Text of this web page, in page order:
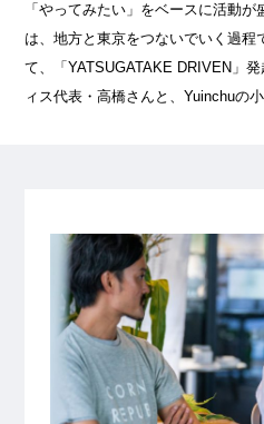
「やってみたい」をベースに活動
は、地方と東京をつないでいく過
て、「YATSUGATAKE DRIVEN」
ィス代表・高橋さんと、Yuinchuの